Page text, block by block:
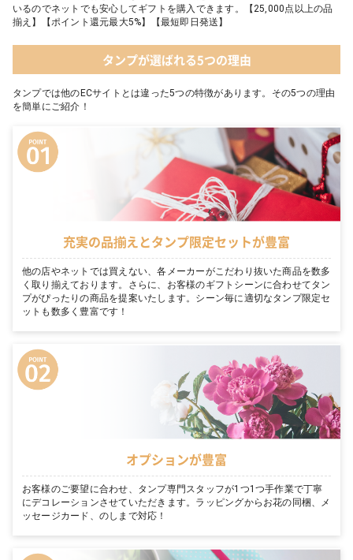
いるのでネットでも安心してギフトを購入できます。【25,000点以上の品
揃え】【ポイント還元最大5%】【最短即日発送】
タンプが選ばれる5つの理由
タンプでは他のECサイトとは違った5つの特徴があります。その5つの理由
を簡単にご紹介！
充実の品揃えとタンプ限定セットが豊富
他の店やネットでは買えない、各メーカーがこだわり抜いた商品を数多
く取り揃えております。さらに、お客様のギフトシーンに合わせてタン
プがぴったりの商品を提案いたします。シーン毎に適切なタンプ限定セ
ットも数多く豊富です！
オプションが豊富
お客様のご要望に合わせ、タンプ専門スタッフが1つ1つ手作業で丁寧
にデコレーションさせていただきます。ラッピングからお花の同梱、メ
ッセージカード、のしまで対応！